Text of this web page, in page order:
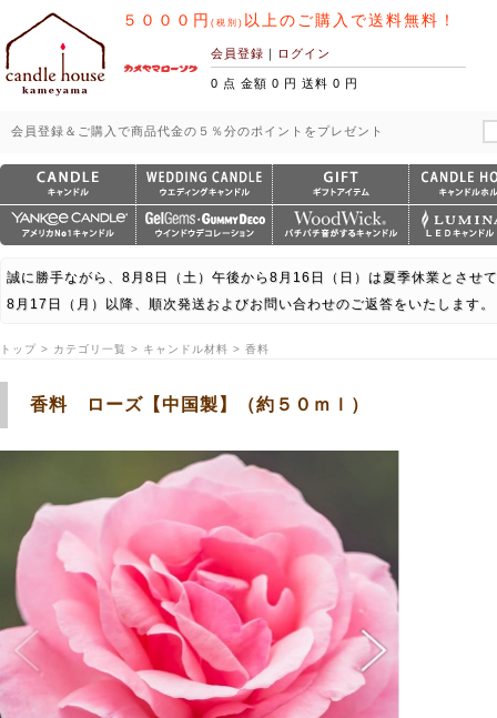
５０００円 (税別) 以上のご購入で送料無料！
会員登録 ｜ ログイン
0 点 金額 0 円 送料 0 円
会員登録＆ご購入で商品代金の５％分のポイントをプレゼント
誠に勝手ながら、8月8日（土）午後から8月16日（日）は夏季休業とさせ
8月17日（月）以降、順次発送およびお問い合わせのご返答をいたします。
トップ > カテゴリ一覧 > キャンドル材料 > 香料
香料 ローズ【中国製】（約５０ｍｌ）